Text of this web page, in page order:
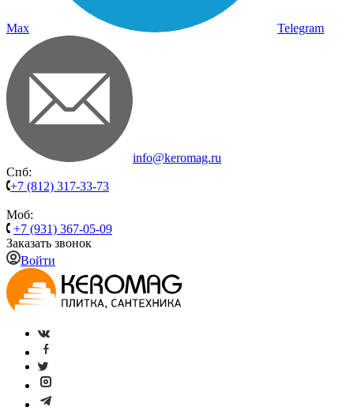
Max Telegram
info@keromag.ru
Спб:
+7 (812) 317-33-73
Моб:
+7 (931) 367-05-09
Заказать звонок
Войти